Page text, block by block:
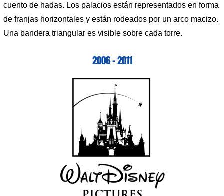
cuento de hadas. Los palacios están representados en forma
de franjas horizontales y están rodeados por un arco macizo.
Una bandera triangular es visible sobre cada torre.
2006 – 2011